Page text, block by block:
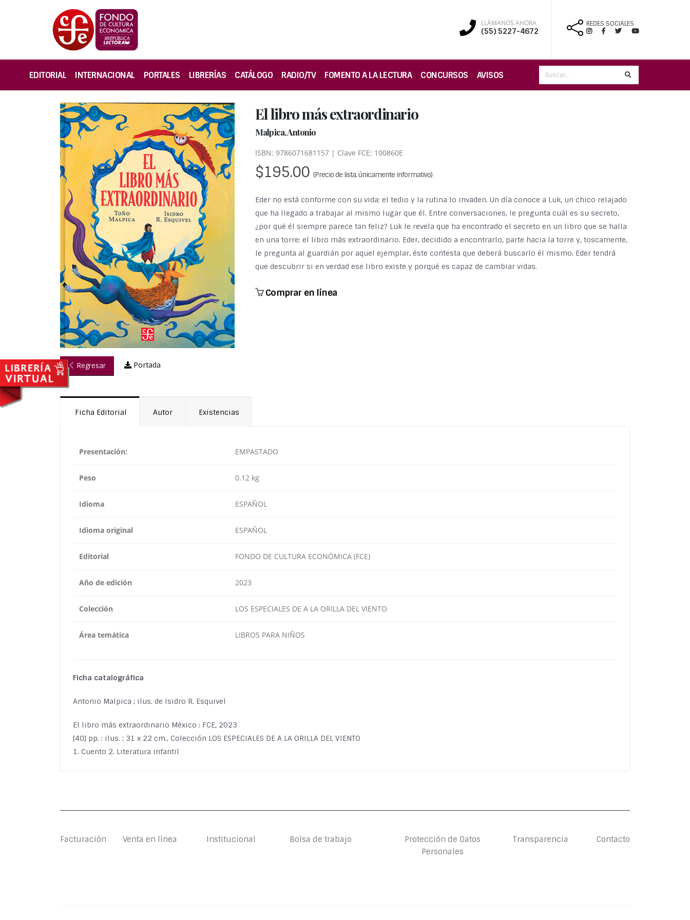
LLÁMANOS AHORA
(55) 5227-4672
REDES SOCIALES
EDITORIAL INTERNACIONAL PORTALES LIBRERÍAS CATÁLOGO RADIO/TV FOMENTO A LA LECTURA CONCURSOS AVISOS
Regresar Portada
El libro más extraordinario
Malpica, Antonio
ISBN: 9786071681157 | Clave FCE: 100860E
$195.00 (Precio de lista, únicamente informativo)
Eder no está conforme con su vida: el tedio y la rutina lo invaden. Un día conoce a Luk, un chico relajado
que ha llegado a trabajar al mismo lugar que él. Entre conversaciones, le pregunta cuál es su secreto,
¿por qué él siempre parece tan feliz? Luk le revela que ha encontrado el secreto en un libro que se halla
en una torre: el libro más extraordinario. Eder, decidido a encontrarlo, parte hacia la torre y, toscamente,
le pregunta al guardián por aquel ejemplar, éste contesta que deberá buscarlo él mismo. Eder tendrá
que descubrir si en verdad ese libro existe y porqué es capaz de cambiar vidas.
Comprar en línea
Ficha Editorial Autor Existencias
Presentación: EMPASTADO
Peso 0.12 kg
Idioma ESPAÑOL
Idioma original ESPAÑOL
Editorial FONDO DE CULTURA ECONÓMICA (FCE)
Año de edición 2023
Colección LOS ESPECIALES DE A LA ORILLA DEL VIENTO
Área temática LIBROS PARA NIÑOS
Ficha catalográfica
Antonio Malpica ; ilus. de Isidro R. Esquivel
El libro más extraordinario México : FCE, 2023
[40] pp. : ilus. ; 31 x 22 cm., Colección LOS ESPECIALES DE A LA ORILLA DEL VIENTO
1. Cuento 2. Literatura infantil
Facturación Venta en línea Institucional Bolsa de trabajo
Protección de Datos
Personales
Transparencia Contacto